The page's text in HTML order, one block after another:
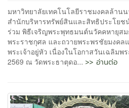
มหาวิทยาลัยเทคโนโลยีราชมงคลล้าน
สำนักบริหารทรัพย์สินและสิทธิประโยช
ร่วม พิธีเจริญพระพุทธมนต์นวัคคหายุส
พระราชกุศล และถวายพระพรชัยมงคล
พระเจ้าอยู่หัว เนื่องในโอกาสวันเฉลิม
2569 ณ วัดพระธาตุดอ... >> อ่านต่อ